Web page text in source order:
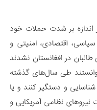
بر شدت حملات خود
سیاسی، اقتصادی، امنیتی و
در افغانستان نشدند
طی سال‌های گذشته
و دستگیر کنند و یا
نیروهای نظامی آمریکایی و